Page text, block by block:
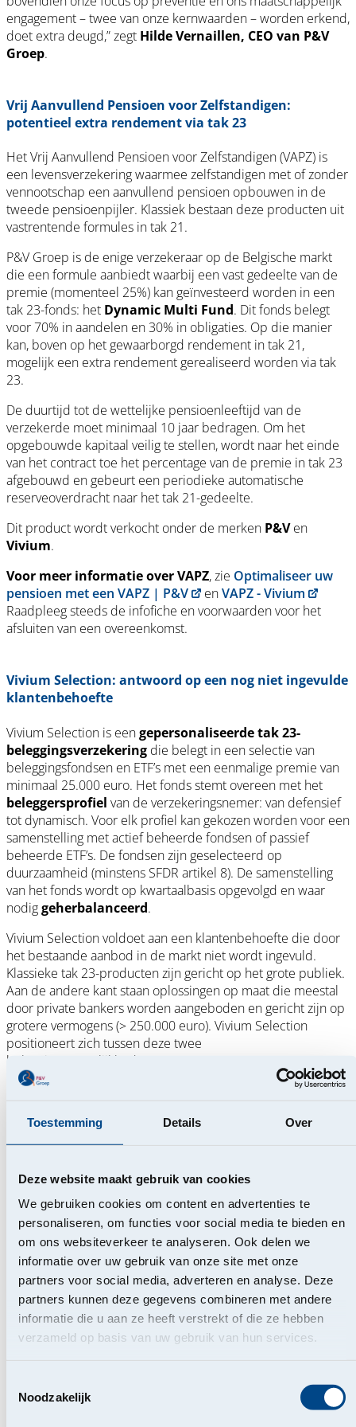
Toestemming Details Over
Deze website maakt gebruik van cookies
We gebruiken cookies om content en advertenties te
personaliseren, om functies voor social media te bieden en
om ons websiteverkeer te analyseren. Ook delen we
informatie over uw gebruik van onze site met onze
partners voor social media, adverteren en analyse. Deze
partners kunnen deze gegevens combineren met andere
informatie die u aan ze heeft verstrekt of die ze hebben
verzameld op basis van uw gebruik van hun services.
Noodzakelijk
engagement – twee van onze kernwaarden – worden erkend,
doet extra deugd,” zegt Hilde Vernaillen, CEO van P&V
Groep.
Vrij Aanvullend Pensioen voor Zelfstandigen:
potentieel extra rendement via tak 23
Het Vrij Aanvullend Pensioen voor Zelfstandigen (VAPZ) is
een levensverzekering waarmee zelfstandigen met of zonder
vennootschap een aanvullend pensioen opbouwen in de
tweede pensioenpijler. Klassiek bestaan deze producten uit
vastrentende formules in tak 21.
P&V Groep is de enige verzekeraar op de Belgische markt
die een formule aanbiedt waarbij een vast gedeelte van de
premie (momenteel 25%) kan geïnvesteerd worden in een
tak 23-fonds: het Dynamic Multi Fund. Dit fonds belegt
voor 70% in aandelen en 30% in obligaties. Op die manier
kan, boven op het gewaarborgd rendement in tak 21,
mogelijk een extra rendement gerealiseerd worden via tak
23.
De duurtijd tot de wettelijke pensioenleeftijd van de
verzekerde moet minimaal 10 jaar bedragen. Om het
opgebouwde kapitaal veilig te stellen, wordt naar het einde
van het contract toe het percentage van de premie in tak 23
afgebouwd en gebeurt een periodieke automatische
reserveoverdracht naar het tak 21-gedeelte.
Dit product wordt verkocht onder de merken P&Ven
Vivium.
Voor meer informatie over VAPZ, zie Optimaliseer uw
pensioen met een VAPZ | P&V
enVAPZ - Vivium
Raadpleeg steeds de infofiche en voorwaarden voor het
afsluiten van een overeenkomst.
Vivium Selection: antwoord op een nog niet ingevulde
klantenbehoefte
Vivium Selection is eengepersonaliseerde tak 23-
beleggingsverzekering die belegt in een selectie van
beleggingsfondsen en ETF’s met een eenmalige premie van
minimaal 25.000 euro. Het fonds stemt overeen met het
beleggersprofiel van de verzekeringsnemer: van defensief
tot dynamisch. Voor elk profiel kan gekozen worden voor een
samenstelling met actief beheerde fondsen of passief
beheerde ETF’s. De fondsen zijn geselecteerd op
duurzaamheid (minstens SFDR artikel 8). De samenstelling
van het fonds wordt op kwartaalbasis opgevolgd en waar
nodiggeherbalanceerd.
Vivium Selection voldoet aan een klantenbehoefte die door
het bestaande aanbod in de markt niet wordt ingevuld.
Klassieke tak 23-producten zijn gericht op het grote publiek.
Aan de andere kant staan oplossingen op maat die meestal
door private bankers worden aangeboden en gericht zijn op
grotere vermogens (> 250.000 euro). Vivium Selection
positioneert zich tussen deze twee
beleggingsmogelijkheden.
Dit product wordt verkocht onder het merk
Vivium.
Voor meer informatie over Vivium Selection
, zieVivium
beheersreglement voor het afsluiten van een overeenkomst.
Vity: preventie via een alomvattende gezondheids-
app
Op 16 juni 2025 lanceerdeP&V Groepsamen met Cohezio
Multipharmaen Solidarisde gratis gezondheidsapp Vity.
Voor het eerst bundelen een externe dienst voor preventie
op het werk, een apotheekgroep, een ziekenfonds en een
verzekeraar de krachten. Ze geven hiermee een duidelijk
signaal dat investeringen in preventie belangrijk en nodig
VITY is gratis en wil met bewezen adviezen een gezonder